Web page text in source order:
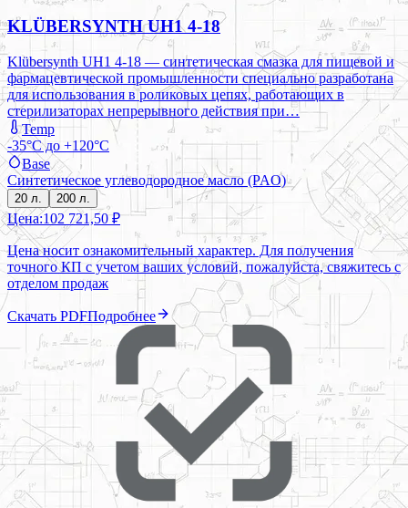
KLÜBERSYNTH UH1 4-18
Klübersynth UH1 4-18 — синтетическая смазка для пищевой и
фармацевтической промышленности специально разработана
для использования в роликовых цепях, работающих в
стерилизаторах непрерывного действия при…
Temp
-35°C до +120°C
Base
Синтетическое углеводородное масло (PAO)
20 л. 200 л.
Цена:102 721,50 ₽
Цена носит ознакомительный характер. Для получения
точного КП с учетом ваших условий, пожалуйста, свяжитесь с
отделом продаж
Скачать PDFПодробнее